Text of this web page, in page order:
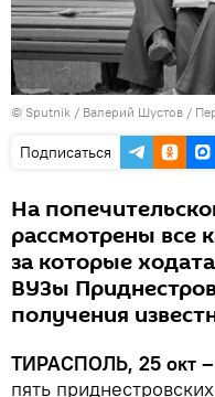
© Sputnik / Валерий Шустов /
Подписаться
На
рассмотрены все
за которые
ВУЗы
получения
ТИРАСПОЛЬ, 25 окт –
пять